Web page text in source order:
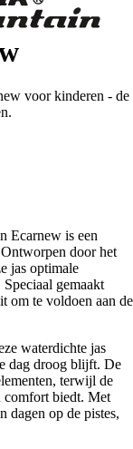
voor kinderen - de
Ecarnew is een
door het
jas optimale
gemaakt
om te voldoen aan de
waterdichte jas
dag droog blijft. De
terwijl de
comfort biedt. Met
dagen op de pistes,